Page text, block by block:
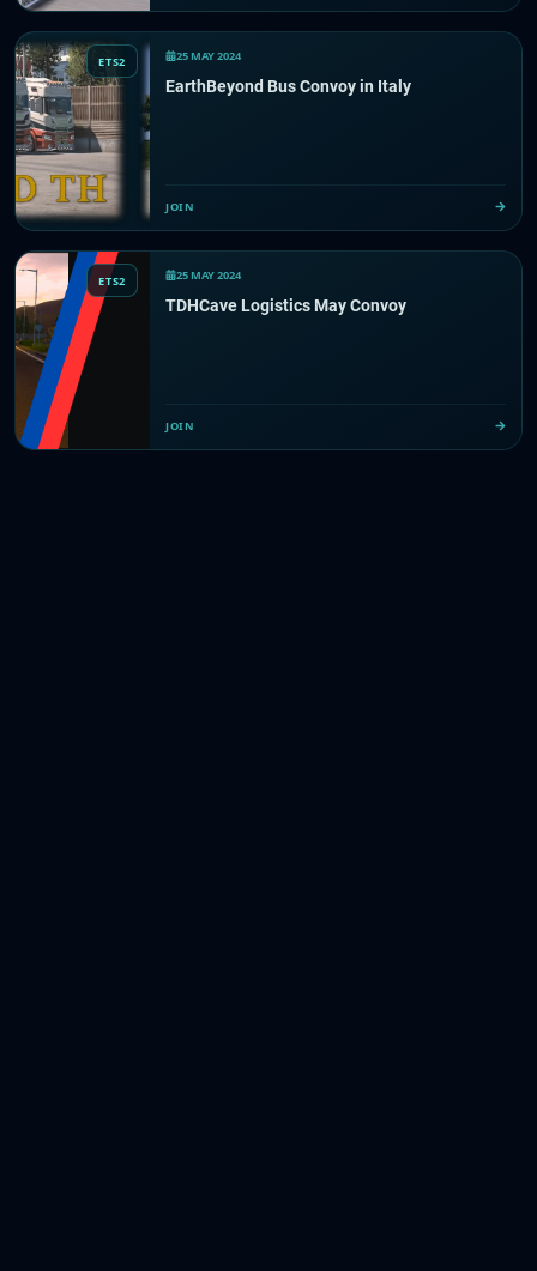
ETS2 25 MAY 2024
EarthBeyond Bus Convoy in Italy
JOIN
ETS2 25 MAY 2024
TDHCave Logistics May Convoy
JOIN